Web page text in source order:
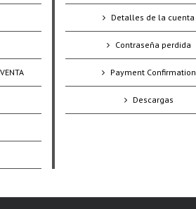
Detalles de la cuenta
Contraseña perdida
Payment Confirmation
Descargas